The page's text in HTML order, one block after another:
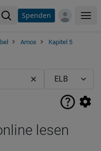
Spenden
Amos
Kapitel 5
lesen